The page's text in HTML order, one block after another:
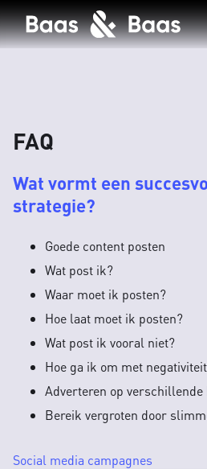
FAQ
Wat vormt een
strategie?
Goede content posten
Wat post ik?
Waar moet ik posten?
Hoe laat moet ik posten?
Wat post ik vooral niet?
Hoe ga ik om met
Adverteren op verschillende
Bereik vergroten door
Social media campagnes